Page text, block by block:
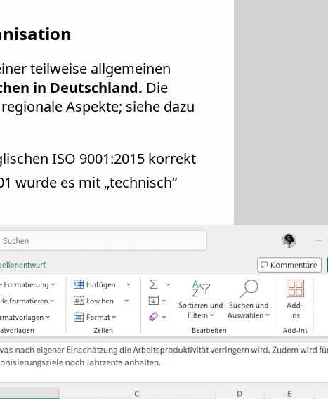
teilweise allgemeinen
in Deutschland. Die
Aspekte; siehe dazu
ISO 9001:2015 korrekt
wurde es mit „technisch“